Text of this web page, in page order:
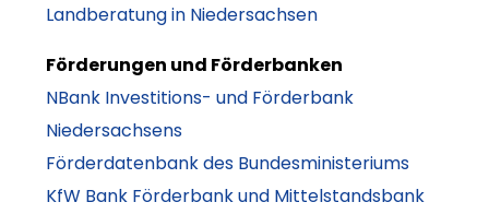
Landberatung in Niedersachsen
Förderungen und Förderbanken
NBank Investitions- und Förderbank
Niedersachsens
Förderdatenbank des Bundesministeriums
KfW Bank Förderbank und Mittelstandsbank